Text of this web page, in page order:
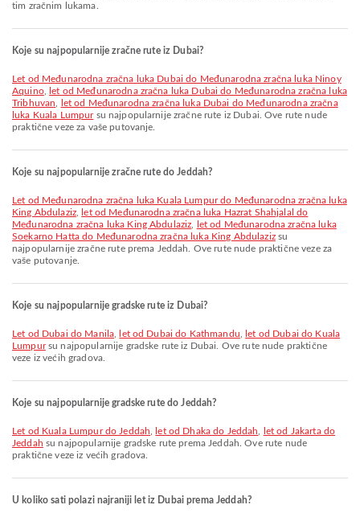
tim zračnim lukama.
Koje su najpopularnije zračne rute iz Dubai?
let od Međunarodna zračna luka Dubai do Međunarodna zračna luka Ninoy
Aquino,
let od Međunarodna zračna luka Dubai do Međunarodna zračna luka
Tribhuvan
let od Međunarodna zračna luka Dubai do Međunarodna zračna
luka Kuala Lumpursu najpopularnije zračne rute iz Dubai. Ove rute nude
praktične veze za vaše putovanje.
Koje su najpopularnije zračne rute do Jeddah?
let od Međunarodna zračna luka Kuala Lumpur do Međunarodna zračna luka
King Abdulaziz,
let od Međunarodna zračna luka Hazrat Shahjalal do
Međunarodna zračna luka King Abdulaziz
let od Međunarodna zračna luka
Soekarno Hatta do Međunarodna zračna luka King Abdulazizsu
najpopularnije zračne rute prema Jeddah. Ove rute nude praktične veze za
vaše putovanje.
Koje su najpopularnije gradske rute iz Dubai?
let od Dubai do Manila let od Dubai do Kathmandu
let od Dubai do Kuala
Lumpursu najpopularnije gradske rute iz Dubai. Ove rute nude praktične
veze iz većih gradova.
Koje su najpopularnije gradske rute do Jeddah?
let od Kuala Lumpur do Jeddah let od Dhaka do Jeddah
let od Jakarta do
Jeddah su najpopularnije gradske rute prema Jeddah. Ove rute nude
praktične veze iz većih gradova.
U koliko sati polazi najraniji let iz Dubai prema Jeddah?